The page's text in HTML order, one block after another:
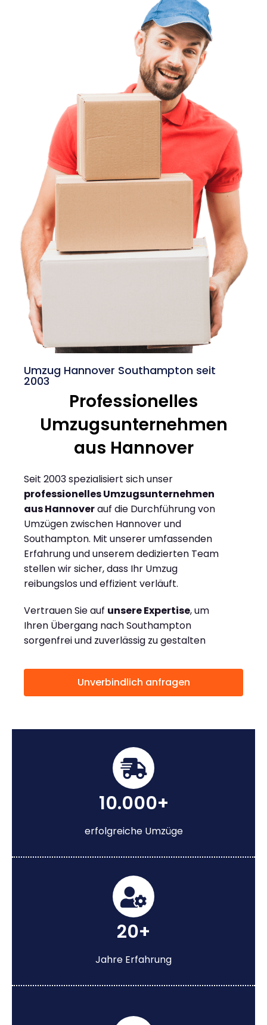
Umzug Hannover Southampton seit
2003
Professionelles
Umzugsunternehmen
aus Hannover
Seit 2003 spezialisiert sich unser
professionelles Umzugsunternehmen
aus Hannoverauf die Durchführung von
Umzügen zwischen Hannover und
Southampton. Mit unserer umfassenden
Erfahrung und unserem dedizierten Team
stellen wir sicher, dass Ihr Umzug
reibungslos und effizient verläuft.
Vertrauen Sie auf unsere Expertise, um
Ihren Übergang nach Southampton
sorgenfrei und zuverlässig zu gestalten
Unverbindlich anfragen
10.000+
erfolgreiche Umzüge
20+
Jahre Erfahrung